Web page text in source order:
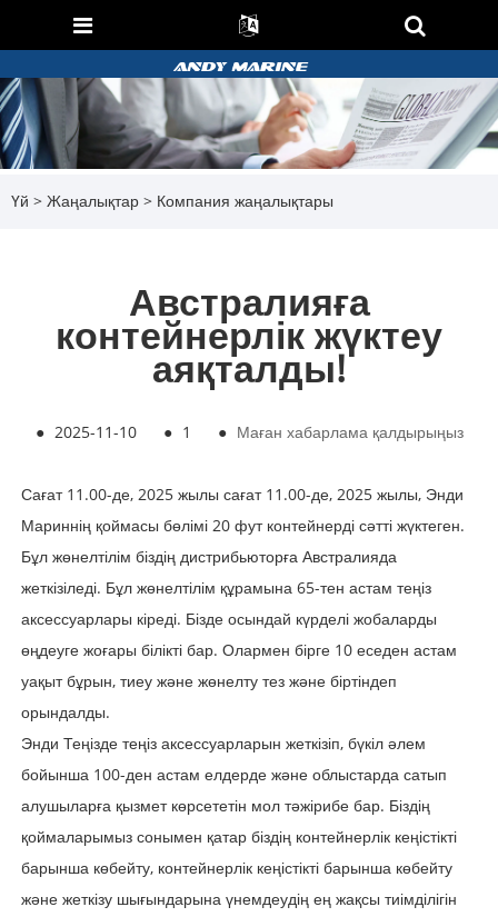
Үй > Жаңалықтар > Компания жаңалықтары
Австралияға
контейнерлік жүктеу
аяқталды!
● 2025-11-10 ● 1 ● Маған хабарлама қалдырыңыз
Сағат 11.00-де, 2025 жылы сағат 11.00-де, 2025 жылы, Энди
Мариннің қоймасы бөлімі 20 фут контейнерді сәтті жүктеген.
Бұл жөнелтілім біздің дистрибьюторға Австралияда
жеткізіледі. Бұл жөнелтілім құрамына 65-тен астам теңіз
аксессуарлары кіреді. Бізде осындай күрделі жобаларды
өңдеуге жоғары білікті бар. Олармен бірге 10 еседен астам
уақыт бұрын, тиеу және жөнелту тез және біртіндеп
орындалды.
Энди Теңізде теңіз аксессуарларын жеткізіп, бүкіл әлем
бойынша 100-ден астам елдерде және облыстарда сатып
алушыларға қызмет көрсететін мол тәжірибе бар. Біздің
қоймаларымыз сонымен қатар біздің контейнерлік кеңістікті
барынша көбейту, контейнерлік кеңістікті барынша көбейту
және жеткізу шығындарына үнемдеудің ең жақсы тиімділігін